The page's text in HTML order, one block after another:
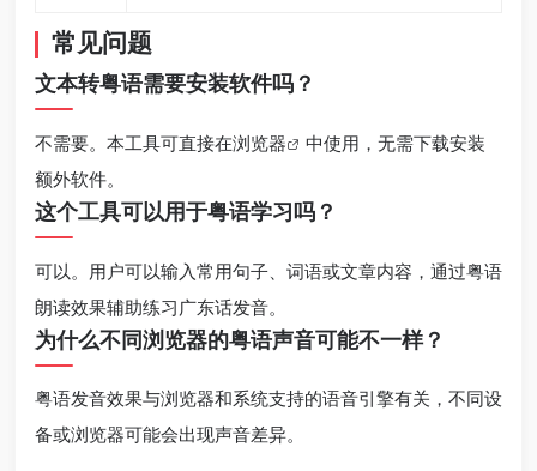
常见问题
文本转粤语需要安装软件吗？
不需要。本工具可直接在浏览器
中使用，无需下载安装
额外软件。
这个工具可以用于粤语学习吗？
可以。用户可以输入常用句子、词语或文章内容，通过粤语
朗读效果辅助练习广东话发音。
为什么不同浏览器的粤语声音可能不一样？
粤语发音效果与浏览器和系统支持的语音引擎有关，不同设
备或浏览器可能会出现声音差异。